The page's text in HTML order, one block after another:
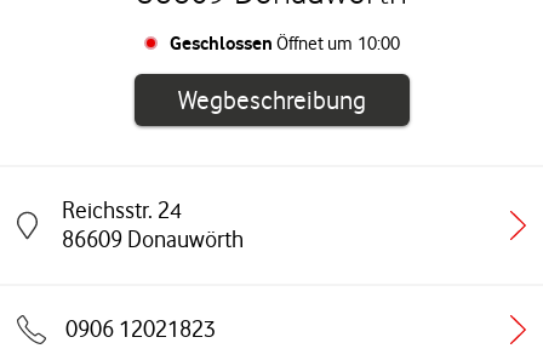
Geschlossen Öffnet um 10:00
WegbeschreibungLink öffnet in
Reichsstr. 24
86609 Donauwörth
Link öffnet in einem neuen Tab
0906 12021823